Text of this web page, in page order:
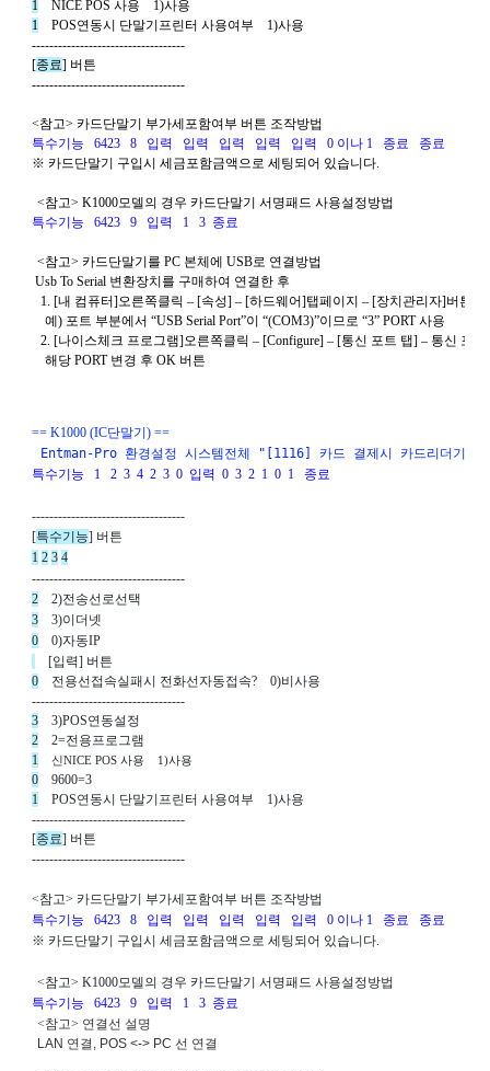
1
    NICE POS
사용
    1)
사용
1
    POS
연동시 단말기프린터 사용여부
    1)
사용
  -----------------------------------
  [
종료] 버튼
  -----------------------------------
  <
참고> 카드단말기 부가세포함여부 버튼 조작방법
특수기능
6423 8 입력 입력 입력 입력 입력 0 이나 1 종료
종료
※ 카드단말기 구입시 세금포함금액으로 세팅되어 있습니다.
<참고> K1000모델의 경우 카드단말기 서명패드 사용설정방법
특수기능
6423 9 입력 1 3 종료
<참고> 카드단말기를 PC 본체에 USB로 연결방법
  Usb To Serial
변환장치를 구매하여 연결한 후
1. [내 컴퓨터]오른쪽클릭 – [속성] – [하드웨어]탭페이지 – [장치관리자]버튼
예) 포트 부분에서 “USB Serial Port”이 “(COM3)”이므로 “3” PORT 사용
2. [나이스체크 프로그램]오른쪽클릭 – [Configure] – [통신 포트 탭] – 통신 포
해당 PORT 변경 후 OK 버튼
== K1000 (IC단말기) ==
Entman-Pro 환경설정 시스템전체 "[1116] 카드 결제시 카드리더기를
특수기능
  1
  2
3 4 2 3 0  입력  0  3 2 1 0 1 종료
  -----------------------------------
  [
특수기능] 버튼
1 2 3 4
  -----------------------------------
2
    2)
전송선로선택
3
    3)이더넷
0
    0)자동IP
    [입력] 버튼
0
전용선접속실패시 전화선자동접속?    0)비사용
  -----------------------------------
3
    3)
POS연동설정
2
    2=전용프로그램
1
신NICE POS 사용    1)사용
0
    9600=3
1
    POS
연동시 단말기프린터 사용여부
    1)
사용
  -----------------------------------
  [
종료] 버튼
  -----------------------------------
  <
참고> 카드단말기 부가세포함여부 버튼 조작방법
특수기능
6423 8 입력 입력 입력 입력 입력 0 이나 1 종료
종료
※ 카드단말기 구입시 세금포함금액으로 세팅되어 있습니다.
<참고> K1000모델의 경우 카드단말기 서명패드 사용설정방법
특수기능
6423 9 입력 1 3 종료
<참고> 연결선 설명
LAN 연결, POS <-> PC 선 연결